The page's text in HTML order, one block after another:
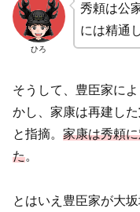
ひろ
秀頼は公
には精通
そうして、豊臣家に
かし、家康は再建した
と指摘。 家康は秀頼
た。
とはいえ豊臣家が大